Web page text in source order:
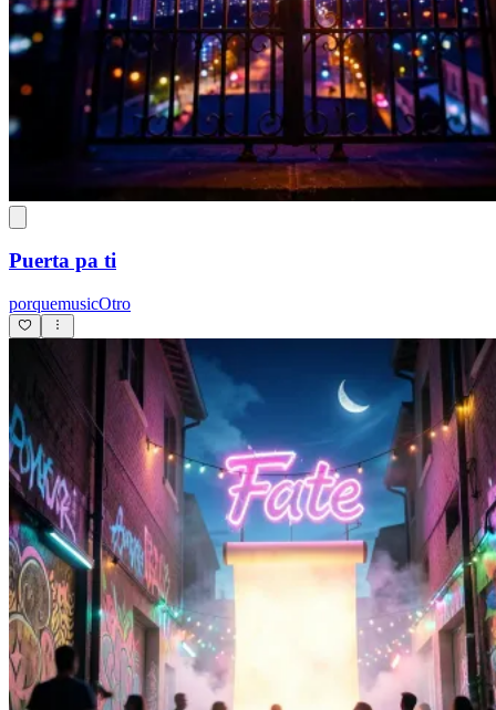
Puerta pa ti
porquemusicOtro